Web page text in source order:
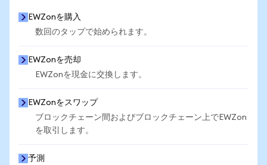
EWZonを購入
数回のタップで始められます。
EWZonを売却
EWZonを現金に交換します。
EWZonをスワップ
ブロックチェーン間およびブロックチェーン上でEWZon
を取引します。
予測